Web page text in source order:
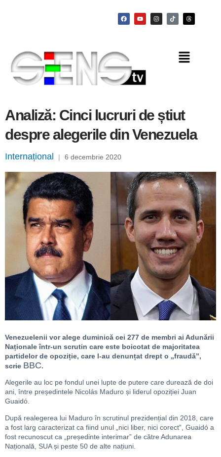
Analiză: Cinci lucruri de știut
despre alegerile din Venezuela
Internațional | 6 decembrie 2020
Venezuelenii vor alege duminică cei 277 de membri ai Adunării
Naționale într-un scrutin care este boicotat de majoritatea
partidelor de opoziție, care l-au denunțat drept o „fraudă”,
scrie BBC.
Alegerile au loc pe fondul unei lupte de putere care durează de doi
ani, între președintele Nicolás Maduro și liderul opoziției Juan
Guaidó.
După realegerea lui Maduro în scrutinul prezidențial din 2018, care
a fost larg caracterizat ca fiind unul „nici liber, nici corect”, Guaidó a
fost recunoscut ca „președinte interimar” de către Adunarea
Națională, SUA și peste 50 de alte națiuni.